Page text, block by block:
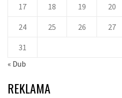
17 18 19 20
24 25 26 27
31
« Dub
REKLAMA